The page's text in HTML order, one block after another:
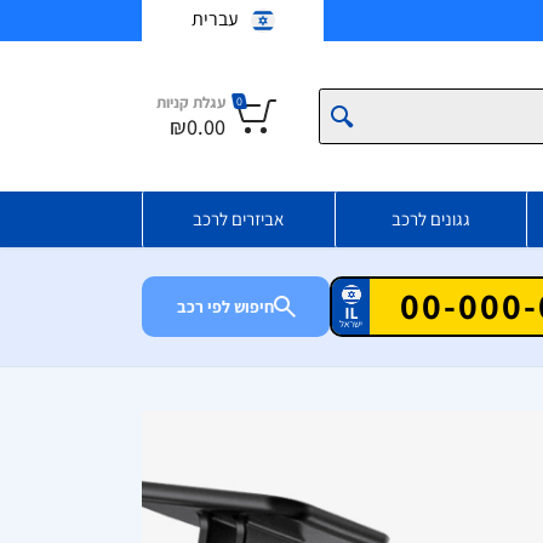
עברית
גגונים לרכב אביזרים לרכב
0 עגלת קניות
₪0.00
חיפוש לפי רכב